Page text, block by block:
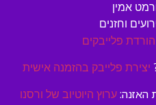
אמין
וחזנים
פלייבקים
יצירת פלייבק בהזמנה אישית
האזנה: ערוץ היוטיוב של ורסנו